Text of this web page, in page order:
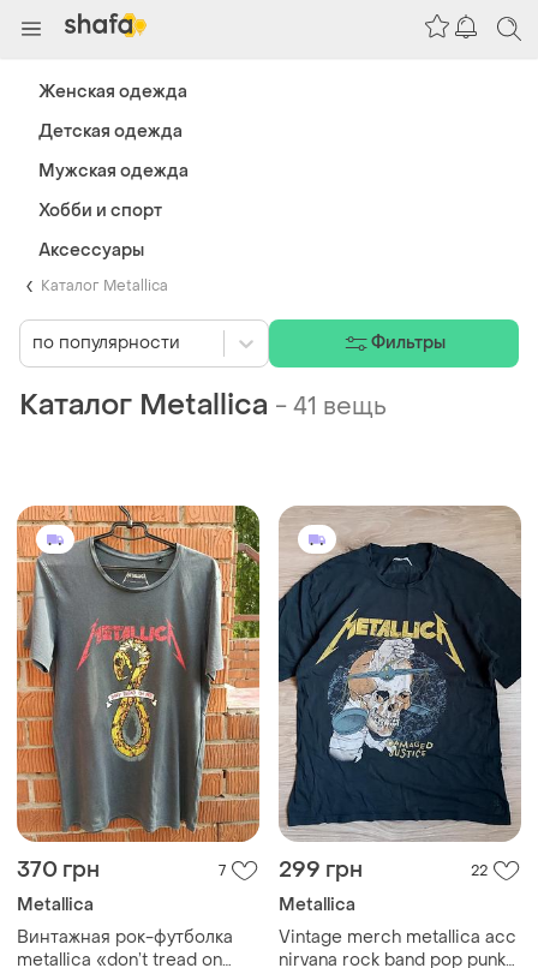
Каталог Metallica
Каталог Metallica -41 вещь
370 грн 7
Metallica
Винтажная рок-футболка
metallica «don’t tread on
299 грн 22
Metallica
Vintage merch metallica acc
nirvana rock band pop punk
по популярности Фильтры
Женская одежда
Детская одежда
Мужская одежда
Хобби и спорт
Аксессуары